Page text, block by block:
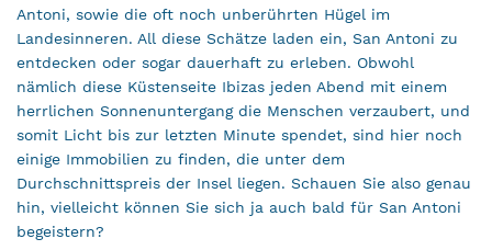
Antoni, sowie die oft noch unberührten Hügel im
Landesinneren. All diese Schätze laden ein, San Antoni zu
entdecken oder sogar dauerhaft zu erleben. Obwohl
nämlich diese Küstenseite Ibizas jeden Abend mit einem
herrlichen Sonnenuntergang die Menschen verzaubert, und
somit Licht bis zur letzten Minute spendet, sind hier noch
einige Immobilien zu finden, die unter dem
Durchschnittspreis der Insel liegen. Schauen Sie also genau
hin, vielleicht können Sie sich ja auch bald für San Antoni
begeistern?